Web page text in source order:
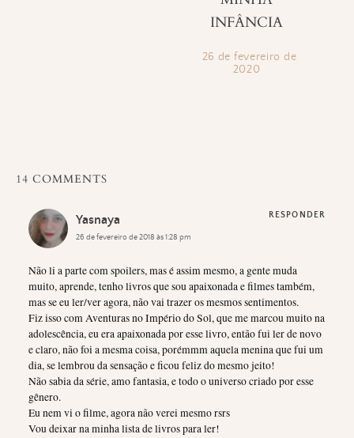
INFÂNCIA
26 de fevereiro de
2020
14 COMMENTS
Yasnaya
26 de fevereiro de 2018 às 1:28 pm
Não li a parte com spoilers, mas é assim mesmo, a gente muda
muito, aprende, tenho livros que sou apaixonada e filmes também,
mas se eu ler/ver agora, não vai trazer os mesmos sentimentos.
Fiz isso com Aventuras no Império do Sol, que me marcou muito na
adolescência, eu era apaixonada por esse livro, então fui ler de novo
e claro, não foi a mesma coisa, porémmm aquela menina que fui um
dia, se lembrou da sensação e ficou feliz do mesmo jeito!
Não sabia da série, amo fantasia, e todo o universo criado por esse
gênero.
Eu nem vi o filme, agora não verei mesmo rsrs
Vou deixar na minha lista de livros para ler!
RESPONDER